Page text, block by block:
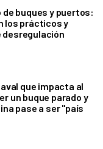
buques y puertos:
los prácticos y
desregulación
que impacta al
un buque parado y
pase a ser "país